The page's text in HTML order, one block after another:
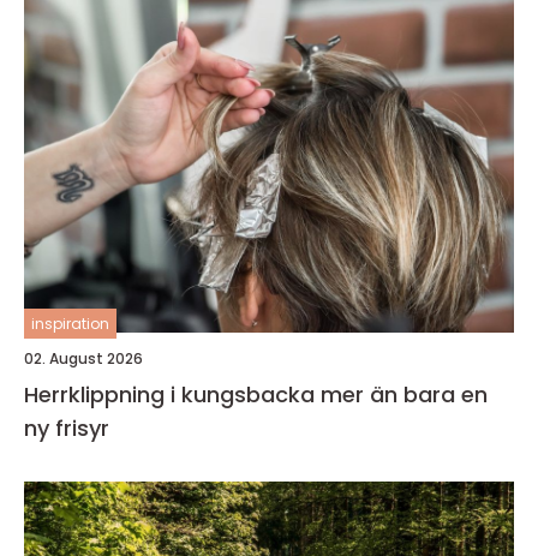
inspiration
02. August 2026
Herrklippning i kungsbacka mer än bara en
ny frisyr